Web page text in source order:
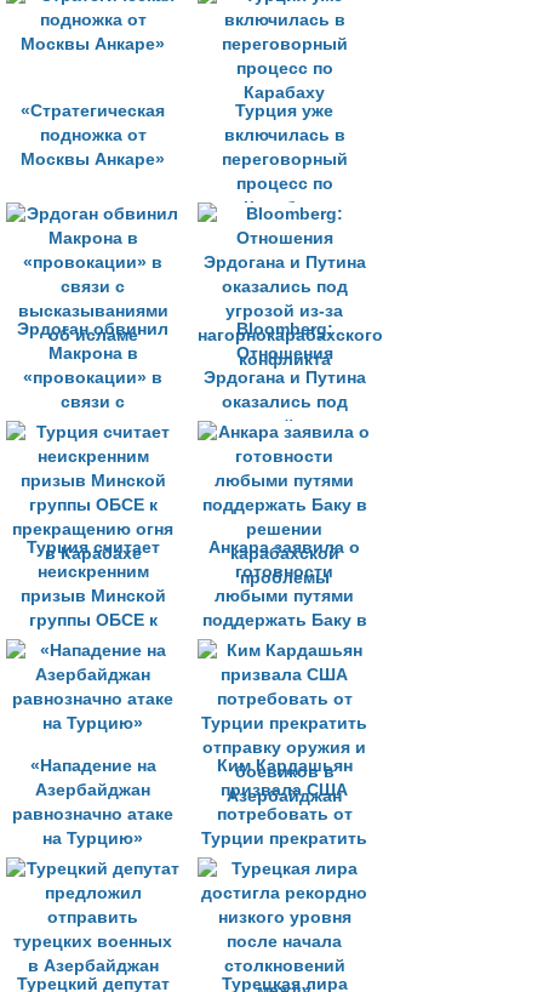
государство
«Стратегическая
подножка от
Москвы Анкаре»
Турция уже
включилась в
переговорный
процесс по
Карабаху
Эрдоган обвинил
Макрона в
«провокации» в
связи с
высказываниями
об исламе
Bloomberg:
Отношения
Эрдогана и Путина
оказались под
угрозой из-за
нагорнокарабахского
конфликта
Турция считает
неискренним
призыв Минской
группы ОБСЕ к
прекращению огня
в Карабахе
Анкара заявила о
готовности
любыми путями
поддержать Баку в
решении
карабахской
проблемы
«Нападение на
Азербайджан
равнозначно атаке
на Турцию»
Ким Кардашьян
призвала США
потребовать от
Турции прекратить
отправку оружия и
боевиков в
Азербайджан
Турецкий депутат Турецкая лира